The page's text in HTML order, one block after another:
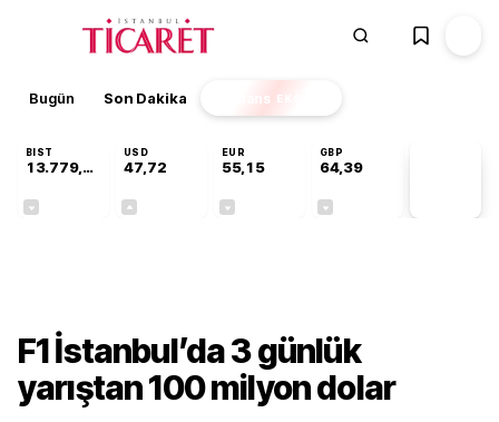
Bugün Son Dakika Finans EKSTRA
BIST
13.779,39
USD
47,72
EUR
55,15
GBP
64,39
F1 İstanbul’da 3 günlük
yarıştan 100 milyon dolar